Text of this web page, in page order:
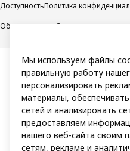
ДоступностьПолитика
Общие условия
Свяжитесь с нами
Мы используем файлы
правильную работу
персонализировать
материалы,
сетей и анализировать
предоставляем
нашего веб-сайта своим
сетям, рекламе и